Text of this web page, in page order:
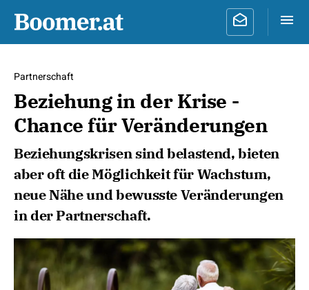
Partnerschaft
Beziehung in der Krise -
Chance für Veränderungen
Beziehungskrisen sind belastend, bieten
aber oft die Möglichkeit für Wachstum,
neue Nähe und bewusste Veränderungen
in der Partnerschaft.